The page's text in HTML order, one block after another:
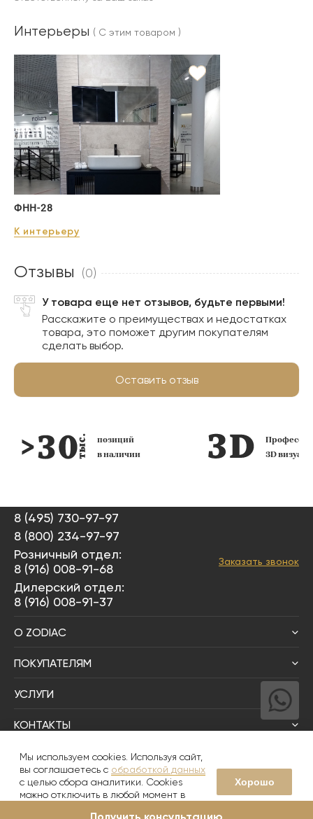
Интерьеры ( С этим товаром )
ФНН-28
К интерьеру
Отзывы (0)
У товара еще нет отзывов, будьте первыми!
Расскажите о преимуществах и недостатках
товара, это поможет другим покупателям
сделать выбор.
Оставить отзыв
позиций
в наличии
3D
8 (495) 730-97-97
8 (800) 234-97-97
Розничный отдел:
8 (916) 008-91-68
Дилерский отдел:
8 (916) 008-91-37
Заказать звонок
О ZODIAC
ПОКУПАТЕЛЯМ
УСЛУГИ
КОНТАКТЫ
Написать директору
© 2008-2026 Zodiac Интерьер&Керамика
Мы используем cookies. Используя сайт,
вы соглашаетесь с обработкой данных
с целью сбора аналитики. Cookies
можно отключить в любой момент в
Хорошо